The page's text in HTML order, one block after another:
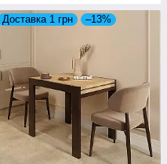
Доставка 1 грн –13%